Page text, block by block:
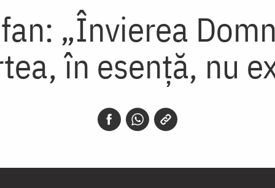
„Învierea
în esență, nu